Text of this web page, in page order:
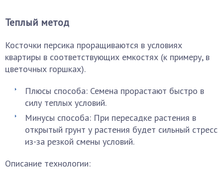
Теплый метод
Косточки персика проращиваются в условиях
квартиры в соответствующих емкостях (к примеру, в
цветочных горшках).
Плюсы способа: Семена прорастают быстро в
силу теплых условий.
Минусы способа: При пересадке растения в
открытый грунт у растения будет сильный стресс
из-за резкой смены условий.
Описание технологии: